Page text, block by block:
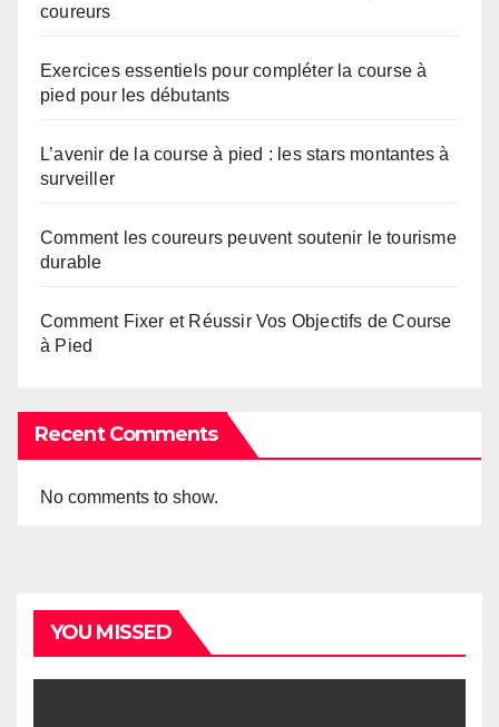
coureurs
Exercices essentiels pour compléter la course à
pied pour les débutants
L’avenir de la course à pied : les stars montantes à
surveiller
Comment les coureurs peuvent soutenir le tourisme
durable
Comment Fixer et Réussir Vos Objectifs de Course
à Pied
Recent Comments
No comments to show.
YOU MISSED